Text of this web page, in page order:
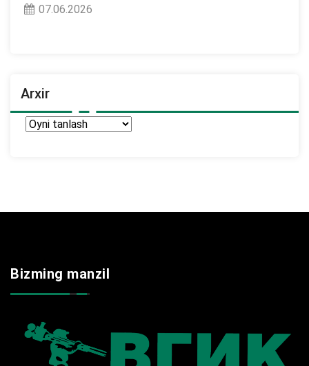
07.06.2026
Arxir
Arxir
Bizming manzil